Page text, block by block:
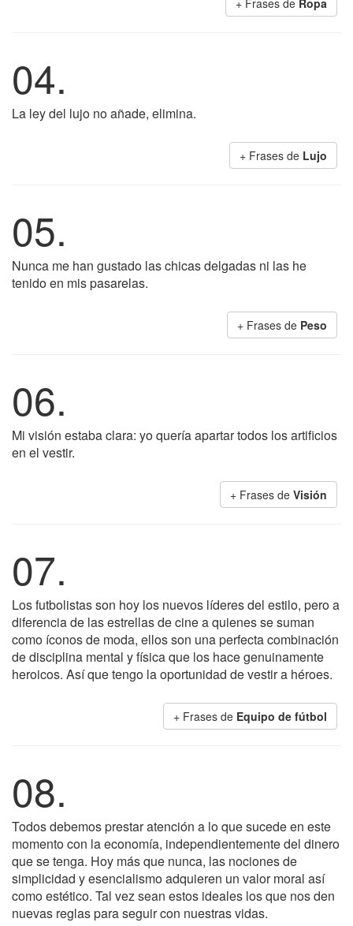
+ Frases de Ropa
04.
La ley del lujo no añade, elimina.
+ Frases de Lujo
05.
Nunca me han gustado las chicas delgadas ni las he
tenido en mis pasarelas.
+ Frases de Peso
06.
Mi visión estaba clara: yo quería apartar todos los artificios
en el vestir.
+ Frases de Visión
07.
Los futbolistas son hoy los nuevos líderes del estilo, pero a
diferencia de las estrellas de cine a quienes se suman
como íconos de moda, ellos son una perfecta combinación
de disciplina mental y física que los hace genuinamente
heroicos. Así que tengo la oportunidad de vestir a héroes.
+ Frases de Equipo de fútbol
08.
Todos debemos prestar atención a lo que sucede en este
momento con la economía, independientemente del dinero
que se tenga. Hoy más que nunca, las nociones de
simplicidad y esencialismo adquieren un valor moral así
como estético. Tal vez sean estos ideales los que nos den
nuevas reglas para seguir con nuestras vidas.